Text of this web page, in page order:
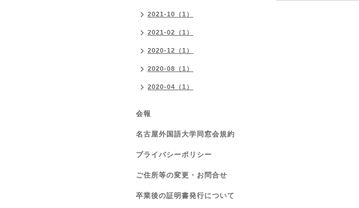
2021-10（1）
2021-02（1）
2020-12（1）
2020-08（1）
2020-04（1）
会報
名古屋外国語大学同窓会規約
プライバシーポリシー
ご住所等の変更・お問合せ
卒業後の証明書発行について